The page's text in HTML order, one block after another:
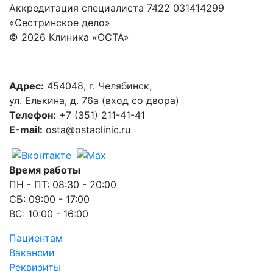
Аккредитация специалиста 7422 031414299
«Сестринское дело»
© 2026 Клиника «ОСТА»
Адрес: 454048, г. Челябинск,
ул. Елькина, д. 76а (вход со двора)
Телефон: +7 (351) 211-41-41
Е-mail: osta@ostaclinic.ru
Время работы
ПН - ПТ: 08:30 - 20:00
СБ: 09:00 - 17:00
ВС: 10:00 - 16:00
Пациентам
Вакансии
Реквизиты